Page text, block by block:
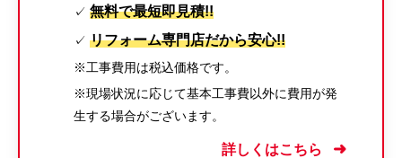
✓ 無料で最短即見積!!
✓ リフォーム専門店だから安心!!
※工事費用は税込価格です。
※現場状況に応じて基本工事費以外に費用が発
生する場合がございます。
詳しくはこちら